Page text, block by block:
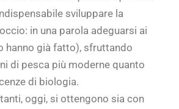
sviluppare la
in una parola adeguarsi ai
hanno già fatto), sfruttando
di pesca più moderne quanto
di biologia.
oggi, si ottengono sia con